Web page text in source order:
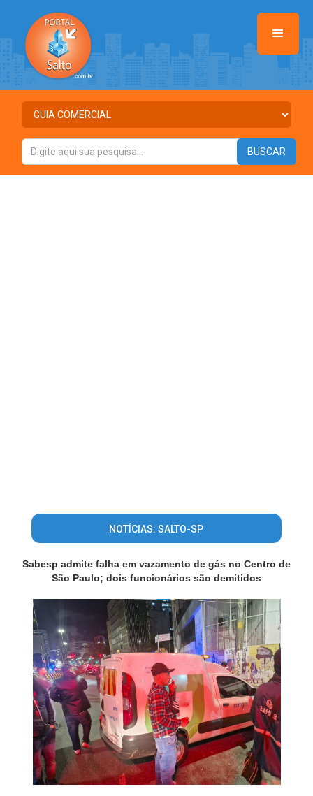
NOTÍCIAS: SALTO-SP
Sabesp admite falha em vazamento de gás no Centro de
São Paulo; dois funcionários são demitidos